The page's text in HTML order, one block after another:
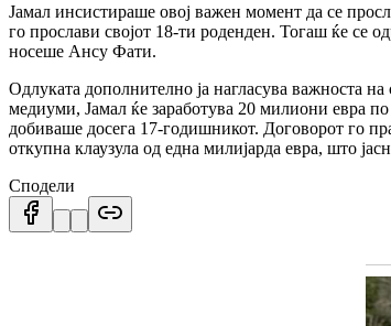
Jамал инсистираше овој важен момент да се
го прослави својот 18-ти роденден. Тогаш ќе се
носеше Ансу Фати.
Одлуката дополнително ја нагласува важноста
медиуми, Јамал ќе заработува 20 милиони евра
добиваше досега 17-годишникот. Договорот го
откупна клаузула од една милијарда евра, што
Сподели